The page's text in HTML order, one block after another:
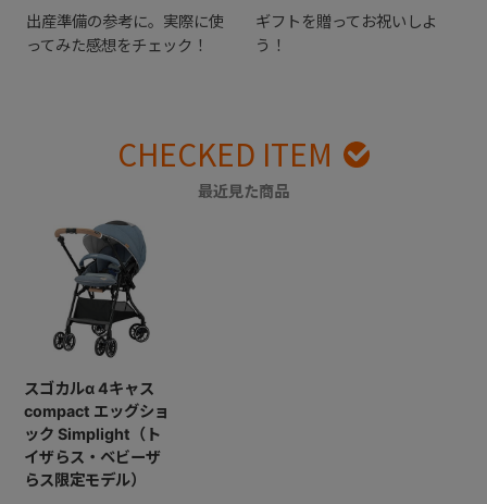
出産準備の参考に。実際に使
ってみた感想をチェック！
ギフトを贈ってお祝いしよ
う！
CHECKED ITEM
最近見た商品
スゴカルα 4キャス
compact エッグショ
ック Simplight（ト
イザらス・ベビーザ
らス限定モデル）